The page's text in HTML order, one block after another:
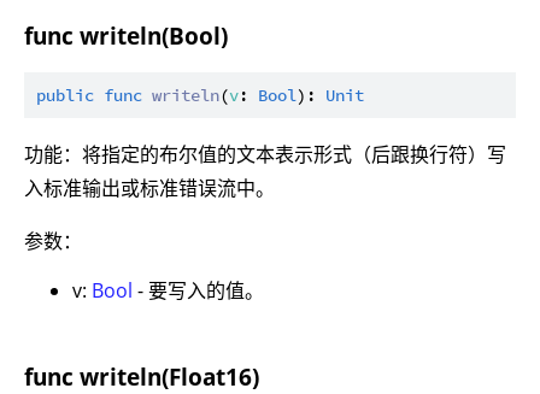
func writeln(Bool)
public func writeln(v: Bool): Unit
功能：将指定的布尔值的文本表示形式（后跟换行符）写
入标准输出或标准错误流中。
参数：
v: Bool - 要写入的值。
func writeln(Float16)